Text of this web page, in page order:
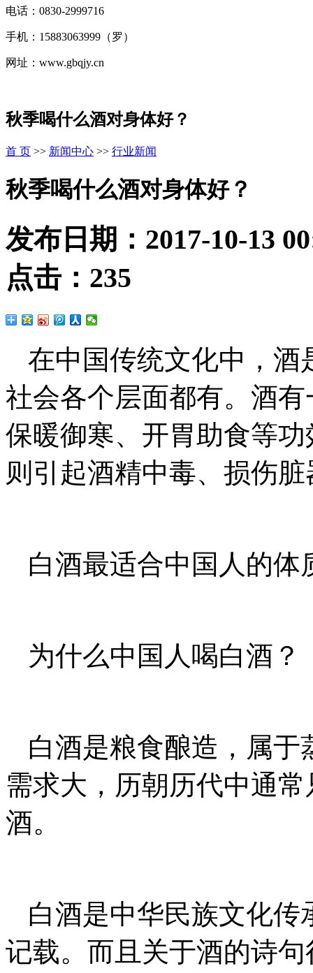
电话：0830-2999716
手机：15883063999（罗）
网址：www.gbqjy.cn
秋季喝什么酒对身体好？
首 页 >> 新闻中心 >> 行业新闻
秋季喝什么酒对身体好？
发布日期： 2017-10-13
点击： 235
在中国传统文化中，酒
社会各个层面都有。酒
保暖御寒、开胃助食等
则引起酒精中毒、损伤
白酒最适合中国人的
为什么中国人喝白酒？
白酒是粮食酿造，属
需求大，历朝历代中通
酒。
白酒是中华民族文化传
记载。而且关于酒的诗